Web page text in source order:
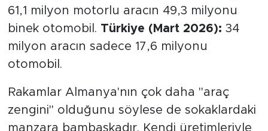
61,1 milyon motorlu aracın 49,3 milyonu
binek otomobil. Türkiye (Mart 2026): 34
milyon aracın sadece 17,6 milyonu
otomobil.
Rakamlar Almanya'nın çok daha "araç
zengini" olduğunu söylese de sokaklardaki
manzara bambaşkadır. Kendi üretimleriyle